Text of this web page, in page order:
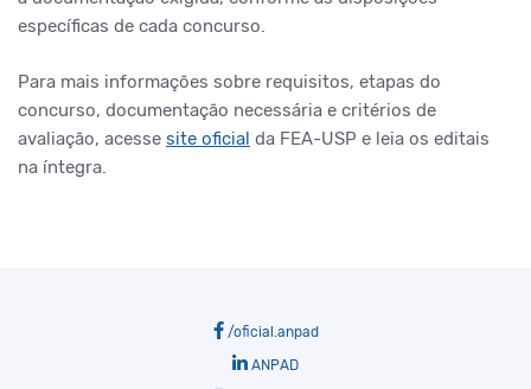
específicas de cada concurso.
Para mais informações sobre requisitos, etapas do
concurso, documentação necessária e critérios de
avaliação, acesse site oficial da FEA-USP e leia os editais
na íntegra.
/oficial.anpad
ANPAD